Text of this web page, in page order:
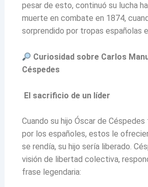
pesar de esto, continuó su lucha
muerte en combate en 1874,
sorprendido por tropas españolas
Curiosidad sobre Carlos
Céspedes
El sacrificio de un líder
Cuando su hijo Óscar de
por los españoles, estos le
se rendía, su hijo sería liberado.
visión de libertad colectiva,
frase legendaria: